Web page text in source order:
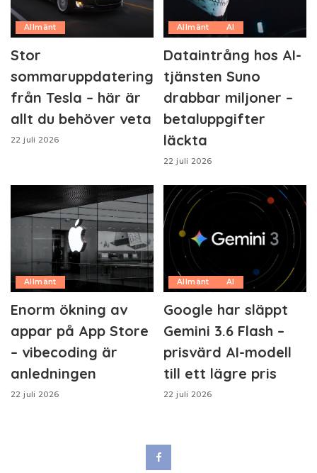
Allmänt
Stor
sommaruppdatering
från Tesla – här är
allt du behöver veta
22 juli 2026
Allmänt AI
Dataintrång hos AI-
tjänsten Suno
drabbar miljoner –
betaluppgifter
läckta
22 juli 2026
Allmänt
Enorm ökning av
appar på App Store
– vibecoding är
anledningen
22 juli 2026
Allmänt AI
Google har släppt
Gemini 3.6 Flash –
prisvärd AI-modell
till ett lägre pris
22 juli 2026